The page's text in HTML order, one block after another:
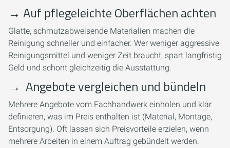
→ Auf pflegeleichte Oberflächen achten
Glatte, schmutzabweisende Materialien machen die
Reinigung schneller und einfacher. Wer weniger aggressive
Reinigungsmittel und weniger Zeit braucht, spart langfristig
Geld und schont gleichzeitig die Ausstattung.
→ Angebote vergleichen und bündeln
Mehrere Angebote vom Fachhandwerk einholen und klar
definieren, was im Preis enthalten ist (Material, Montage,
Entsorgung). Oft lassen sich Preisvorteile erzielen, wenn
mehrere Arbeiten in einem Auftrag gebündelt werden.